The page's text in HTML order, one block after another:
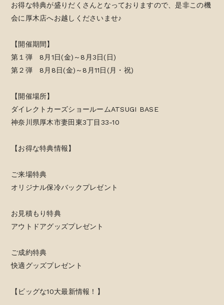
お得な特典が盛りだくさんとなっておりますので、是非この機
会に厚木店へお越しくださいませ♪
【開催期間】
第１弾 8月1日(金)～8月3日(日)
第２弾 8月8日(金)～8月11日(月・祝)
【開催場所】
ダイレクトカーズショールームATSUGI BASE
神奈川県厚木市妻田東3丁目33-10
【お得な特典情報】
ご来場特典
オリジナル保冷バックプレゼント
お見積もり特典
アウトドアグッズプレゼント
ご成約特典
快適グッズプレゼント
【ビッグな10大最新情報！】